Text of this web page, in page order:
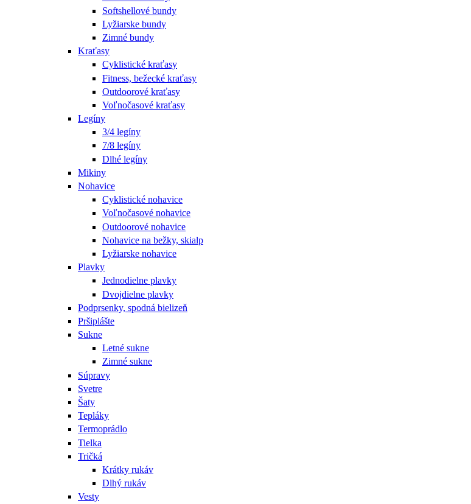
Softshellové bundy
Lyžiarske bundy
Zimné bundy
Kraťasy
Cyklistické kraťasy
Fitness, bežecké kraťasy
Outdoorové kraťasy
Voľnočasové kraťasy
Legíny
3/4 legíny
7/8 legíny
Dlhé legíny
Mikiny
Nohavice
Cyklistické nohavice
Voľnočasové nohavice
Outdoorové nohavice
Nohavice na bežky, skialp
Lyžiarske nohavice
Plavky
Jednodielne plavky
Dvojdielne plavky
Podprsenky, spodná bielizeň
Pršiplášte
Sukne
Letné sukne
Zimné sukne
Súpravy
Svetre
Šaty
Tepláky
Termoprádlo
Tielka
Tričká
Krátky rukáv
Dlhý rukáv
Vesty